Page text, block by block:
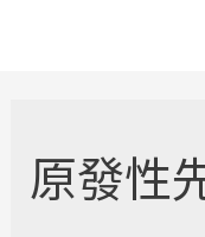
原發性